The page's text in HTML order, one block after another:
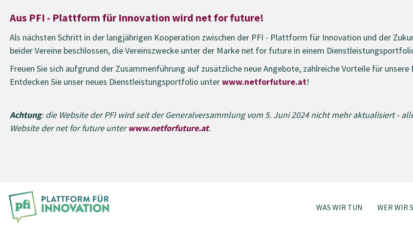
Aus PFI - Plattform für Innovation wird net for future!
Als nächsten Schritt in der langjährigen Kooperation zwischen der PFI - Plattform für Innovation und der
beider Vereine beschlossen, die Vereinszwecke unter der Marke net for future in einem
Freuen Sie sich aufgrund der Zusammenführung auf zusätzliche neue Angebote, zahlreiche Vorteile für
Entdecken Sie unser neues Dienstleistungsportfolio unterwww.netforfuture.at!
Achtung: die Website der PFI wird seit der Generalversammlung vom 5. Juni 2024 nicht mehr aktualisiert -
Website der net for future unterwww.netforfuture.at.
WAS WIR TUN WER WIR